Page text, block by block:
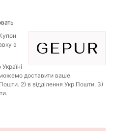
в
доставити ваше
2) в відділення Укр Пошти. 3)